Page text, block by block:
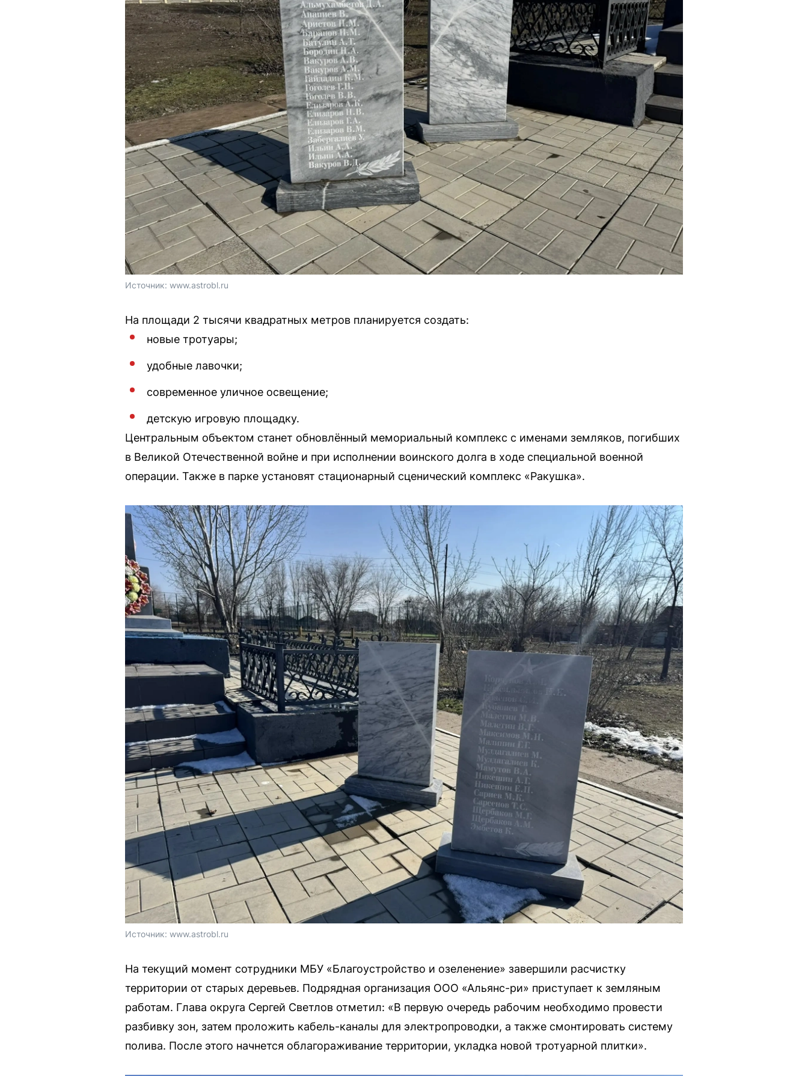
Источник: www.astrobl.ru
На площади 2 тысячи квадратных метров планируется создать:
новые тротуары;
удобные лавочки;
современное уличное освещение;
детскую игровую площадку.
Центральным объектом станет обновлённый мемориальный комплекс с именами земляков, погибших
в Великой Отечественной войне и при исполнении воинского долга в ходе специальной военной
операции. Также в парке установят стационарный сценический комплекс «Ракушка».
Источник: www.astrobl.ru
На текущий момент сотрудники МБУ «Благоустройство и озеленение» завершили расчистку
территории от старых деревьев. Подрядная организация ООО «Альянс-ри» приступает к земляным
работам. Глава округа Сергей Светлов отметил: «В первую очередь рабочим необходимо провести
разбивку зон, затем проложить кабель-каналы для электропроводки, а также смонтировать систему
полива. После этого начнется облагораживание территории, укладка новой тротуарной плитки».